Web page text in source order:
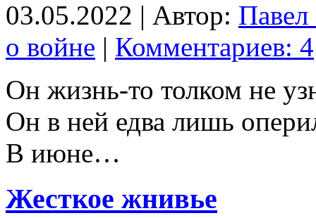
03.05.2022 | Автор:
о войне | Комментариев: 4
Он жизнь-то толком не
Он в ней едва лишь
В июне…
Жесткое жнивье